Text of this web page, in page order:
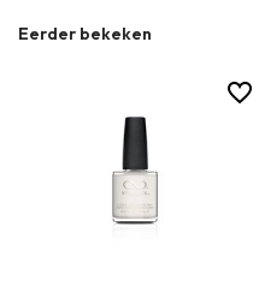
Eerder bekeken